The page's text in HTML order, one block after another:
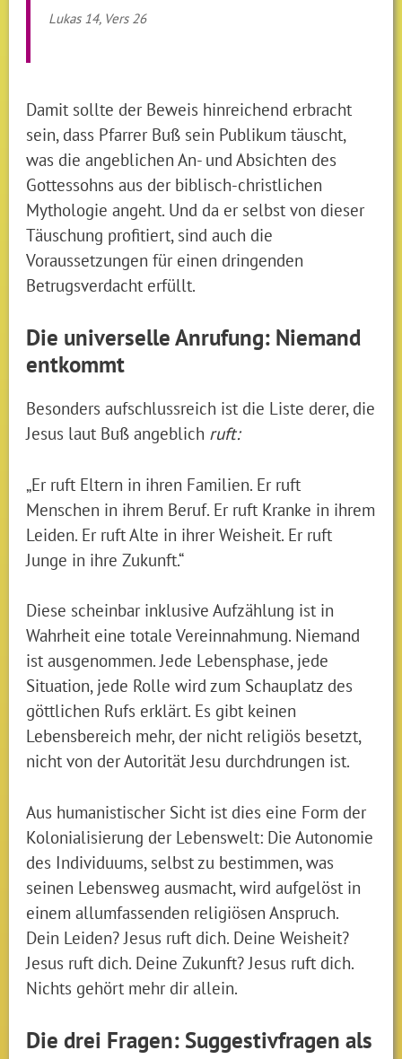
Lukas 14, Vers 26
Damit sollte der Beweis hinreichend erbracht
sein, dass Pfarrer Buß sein Publikum täuscht,
was die angeblichen An- und Absichten des
Gottessohns aus der biblisch-christlichen
Mythologie angeht. Und da er selbst von dieser
Täuschung profitiert, sind auch die
Voraussetzungen für einen dringenden
Betrugsverdacht erfüllt.
Die universelle Anrufung: Niemand
entkommt
Besonders aufschlussreich ist die Liste derer, die
Jesus laut Buß angeblich ruft:
„Er ruft Eltern in ihren Familien. Er ruft
Menschen in ihrem Beruf. Er ruft Kranke in ihrem
Leiden. Er ruft Alte in ihrer Weisheit. Er ruft
Junge in ihre Zukunft.“
Diese scheinbar inklusive Aufzählung ist in
Wahrheit eine totale Vereinnahmung. Niemand
ist ausgenommen. Jede Lebensphase, jede
Situation, jede Rolle wird zum Schauplatz des
göttlichen Rufs erklärt. Es gibt keinen
Lebensbereich mehr, der nicht religiös besetzt,
nicht von der Autorität Jesu durchdrungen ist.
Aus humanistischer Sicht ist dies eine Form der
Kolonialisierung der Lebenswelt: Die Autonomie
des Individuums, selbst zu bestimmen, was
seinen Lebensweg ausmacht, wird aufgelöst in
einem allumfassenden religiösen Anspruch.
Dein Leiden? Jesus ruft dich. Deine Weisheit?
Jesus ruft dich. Deine Zukunft? Jesus ruft dich.
Nichts gehört mehr dir allein.
Die drei Fragen: Suggestivfragen als